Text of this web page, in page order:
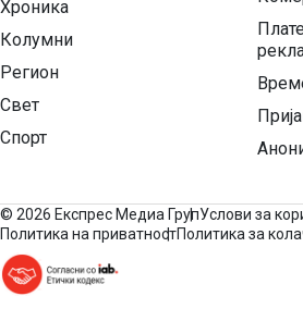
Хроника
Колумни
Регион
Свет
Спорт
© 2026 Експрес Медиа ГрупУслови за
Политика на приватностПолитика за